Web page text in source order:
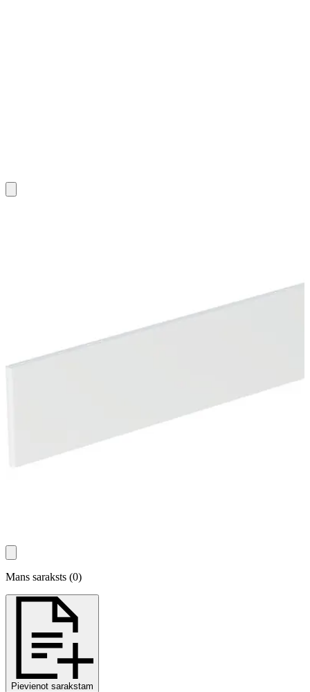
Mans saraksts (0)
Pievienot sarakstam